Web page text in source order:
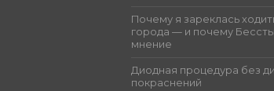
Почему я зареклась
города — и почему
мнение
Диодная процедура без
покраснений